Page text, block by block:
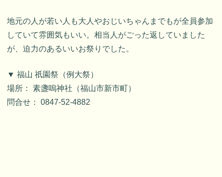
地元の人が若い人も大人やおじいちゃんまでもが全員参加
していて雰囲気もいい。相当人がごった返していました
が、迫力のあるいいお祭りでした。
▼ 福山 祇園祭（例大祭）
場所： 素盞嗚神社（福山市新市町）
問合せ： 0847-52-4882